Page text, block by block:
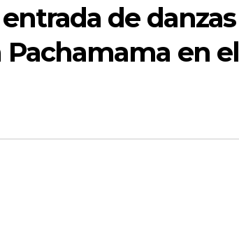
de danzas
en el